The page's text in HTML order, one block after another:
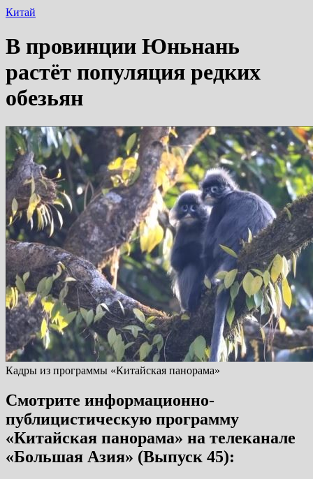
Китай
В провинции Юньнань
растёт популяция редких
обезьян
Кадры из программы «Китайская панорама»
Смотрите информационно-
публицистическую программу
«Китайская панорама» на телеканале
«Большая Азия» (Выпуск 45):